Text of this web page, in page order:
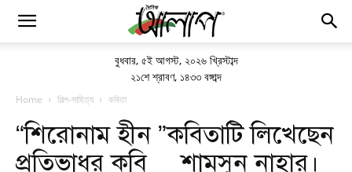
বুধবার, ৫ই আগস্ট, ২০২৬ খ্রিস্টাব্দ
২১শে শ্রাবণ, ১৪৩৩ বঙ্গাব্দ
Home শিল্প-সাহিত্য কবিতা
“শিরোনাম হীন ”কবিতাটি লিখেছেন
প্রতিভাধর কবি __শামসুন নাহার।